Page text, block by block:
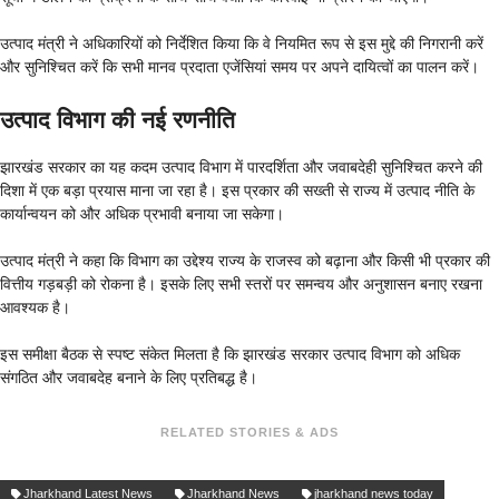
उत्पाद मंत्री ने अधिकारियों को निर्देशित किया कि वे नियमित रूप से इस मुद्दे की निगरानी करें
और सुनिश्चित करें कि सभी मानव प्रदाता एजेंसियां समय पर अपने दायित्वों का पालन करें।
उत्पाद विभाग की नई रणनीति
झारखंड सरकार का यह कदम उत्पाद विभाग में पारदर्शिता और जवाबदेही सुनिश्चित करने की
दिशा में एक बड़ा प्रयास माना जा रहा है। इस प्रकार की सख्ती से राज्य में उत्पाद नीति के
कार्यान्वयन को और अधिक प्रभावी बनाया जा सकेगा।
उत्पाद मंत्री ने कहा कि विभाग का उद्देश्य राज्य के राजस्व को बढ़ाना और किसी भी प्रकार की
वित्तीय गड़बड़ी को रोकना है। इसके लिए सभी स्तरों पर समन्वय और अनुशासन बनाए रखना
आवश्यक है।
इस समीक्षा बैठक से स्पष्ट संकेत मिलता है कि झारखंड सरकार उत्पाद विभाग को अधिक
संगठित और जवाबदेह बनाने के लिए प्रतिबद्ध है।
RELATED STORIES & ADS
Jharkhand Latest News Jharkhand News jharkhand news today